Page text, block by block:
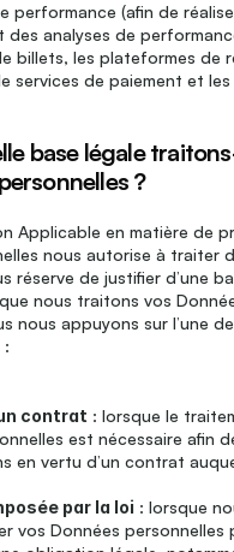
performance (afin de
analyses de
billets, les plateformes de
services de paiement et
base légale
?
Applicable en matière de
nous autorise à traiter
réserve de justifier d’une
nous traitons vos
nous appuyons sur l’une
:
contrat : lorsque le
est nécessaire afin
en vertu d’un contrat
par la loi : lorsque
vos Données personnelles